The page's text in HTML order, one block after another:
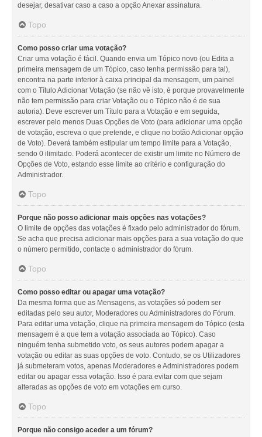
desejar, desativar caso a caso a opção Anexar assinatura.
Topo
Como posso criar uma votação?
Criar uma votação é fácil. Quando envia um Tópico novo (ou Edita a
primeira mensagem de um Tópico, caso tenha permissão para tal),
encontra na parte inferior à caixa principal da mensagem, um painel
com o Título Adicionar Votação (se não vê isto, é porque provavelmente
não tem permissão para criar Votação ou o Tópico não é de sua
autoria). Deve escrever um Título para a Votação e em seguida,
escrever pelo menos Duas Opções de Voto (para adicionar uma opção
de votação, escreva o que pretende, e clique no botão Adicionar opção
de Voto). Deverá também estipular um tempo limite para a Votação,
sendo 0 ilimitado. Poderá acontecer de existir um limite no Número de
Opções de Voto, estando esse limite ao critério e configuração do
Administrador.
Topo
Porque não posso adicionar mais opções nas votações?
O limite de opções das votações é fixado pelo administrador do fórum.
Se acha que precisa adicionar mais opções para a sua votação do que
o número permitido, contacte o administrador do fórum.
Topo
Como posso editar ou apagar uma votação?
Da mesma forma que as Mensagens, as votações só podem ser
editadas pelo seu autor, Moderadores ou Administradores do Fórum.
Para editar uma votação, clique na primeira mensagem do Tópico (esta
mensagem é a que tem a votação associada ao Tópico). Caso
ninguém tenha submetido voto, os seus autores podem apagar a
votação ou editar as suas opções de voto. Contudo, se os Utilizadores
já submeteram votos, apenas Moderadores e Administradores podem
editar ou apagar essa votação. Isso é para evitar com que sejam
alteradas as opções de voto em votações em curso.
Topo
Porque não consigo aceder a um fórum?